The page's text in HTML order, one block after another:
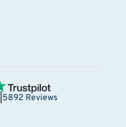
5892 Reviews